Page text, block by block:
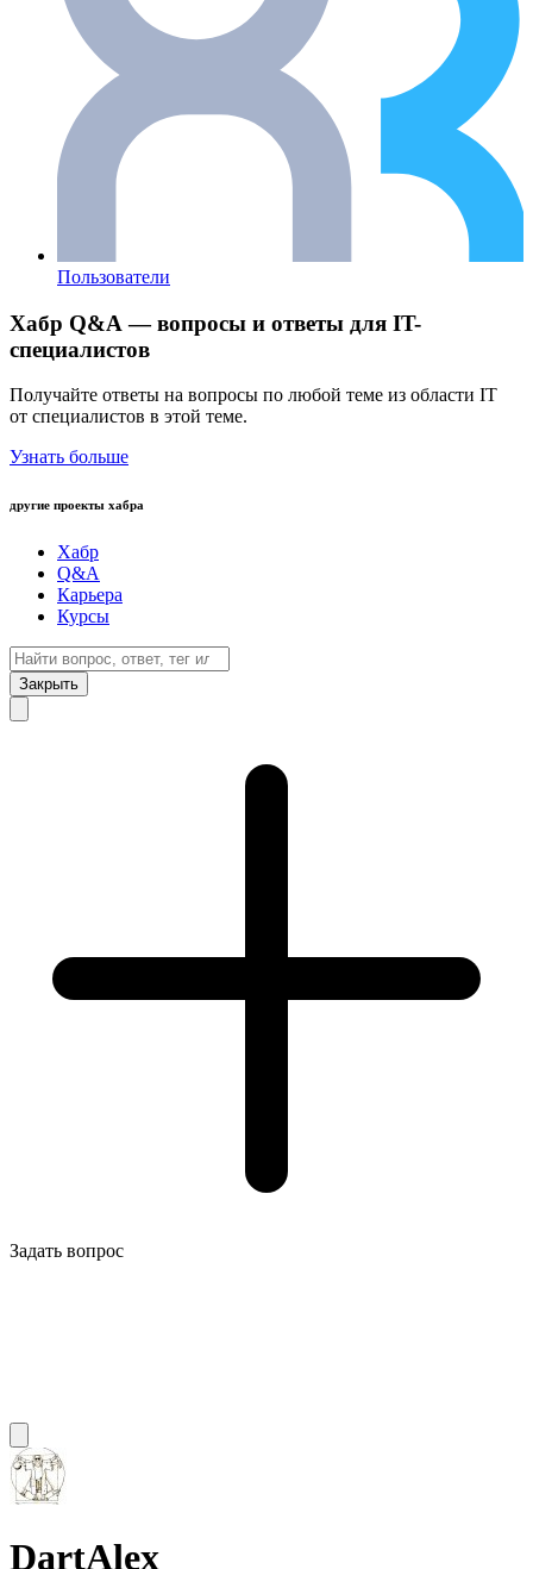
Пользователи
Хабр Q&A — вопросы и ответы для IT-
специалистов
Получайте ответы на вопросы по любой теме из области IT
от специалистов в этой теме.
Узнать больше
другие проекты хабра
Хабр
Q&A
Карьера
Курсы
Закрыть
Задать вопрос
DartAlex